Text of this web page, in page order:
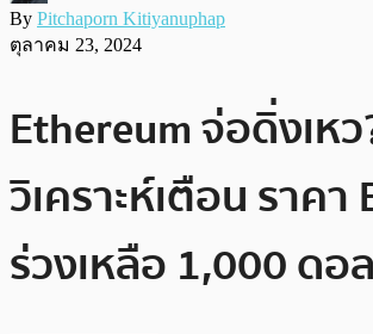
By Pitchaporn Kitiyanuphap
ตุลาคม 23, 2024
Ethereum จ่อดิ่งเห
วิเคราะห์เตือน ราคา
ร่วงเหลือ 1,000 ดอ